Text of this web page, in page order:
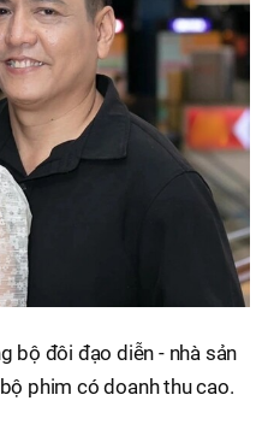
bộ đôi đạo diễn - nhà sản
phim có doanh thu cao.